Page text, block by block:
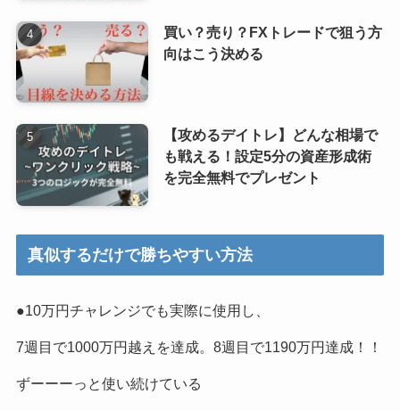
買い？売り？FXトレードで狙う方
向はこう決める
【攻めるデイトレ】どんな相場で
も戦える！設定5分の資産形成術
を完全無料でプレゼント
真似するだけで勝ちやすい方法
●10万円チャレンジでも実際に使用し、
7週目で1000万円越えを達成。8週目で1190万円達成！！
ずーーーっと使い続けている